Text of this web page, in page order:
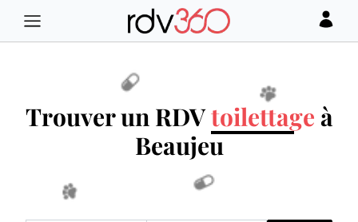
Trouver un RDVtoilettage à
Beaujeu